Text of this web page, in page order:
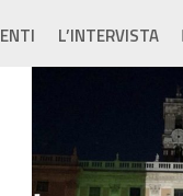
ENTI L’INTERVISTA